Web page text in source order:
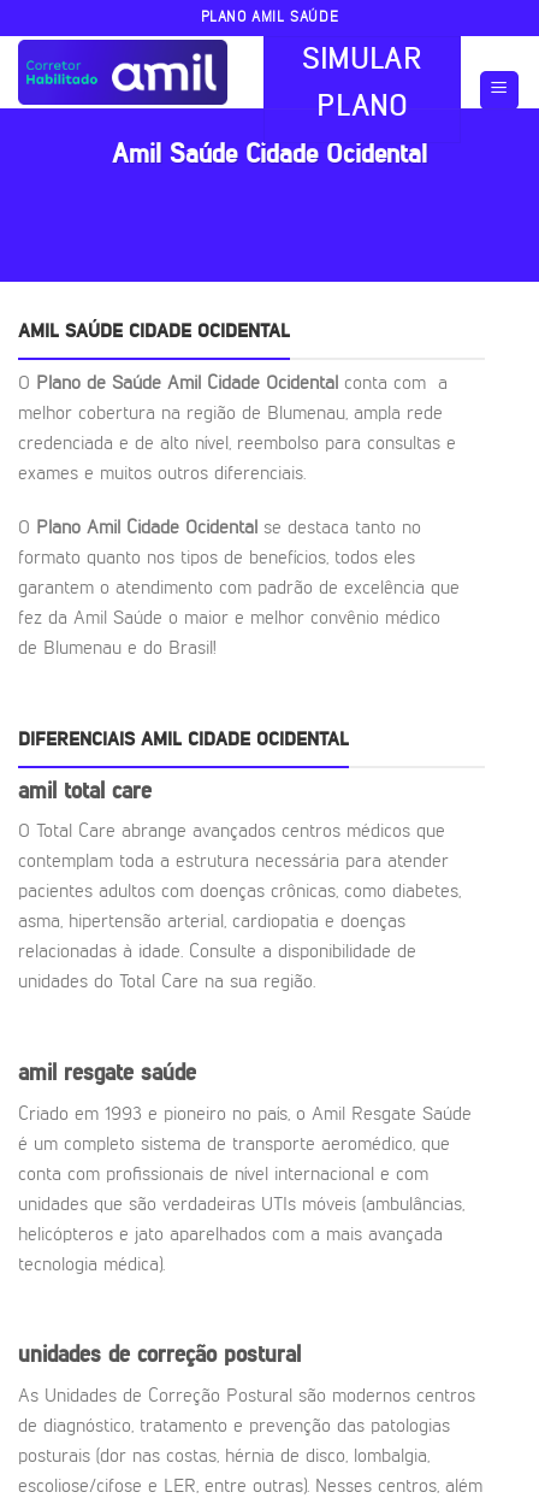
content
PLANO AMIL SAÚDE
SIMULAR
PLANO
Amil Saúde Cidade Ocidental
AMIL SAÚDE CIDADE OCIDENTAL
O Plano de Saúde Amil Cidade Ocidental conta com a
melhor cobertura na região de Blumenau, ampla rede
credenciada e de alto nível, reembolso para consultas e
exames e muitos outros diferenciais.
O Plano Amil Cidade Ocidental se destaca tanto no
formato quanto nos tipos de benefícios, todos eles
garantem o atendimento com padrão de excelência que
fez da Amil Saúde o maior e melhor convênio médico
de Blumenau e do Brasil!
DIFERENCIAIS AMIL CIDADE OCIDENTAL
amil total care
O Total Care abrange avançados centros médicos que
contemplam toda a estrutura necessária para atender
pacientes adultos com doenças crônicas, como diabetes,
asma, hipertensão arterial, cardiopatia e doenças
relacionadas à idade. Consulte a disponibilidade de
unidades do Total Care na sua região.
amil resgate saúde
Criado em 1993 e pioneiro no país, o Amil Resgate Saúde
é um completo sistema de transporte aeromédico, que
conta com profissionais de nível internacional e com
unidades que são verdadeiras UTIs móveis (ambulâncias,
helicópteros e jato aparelhados com a mais avançada
tecnologia médica).
unidades de correção postural
As Unidades de Correção Postural são modernos centros
de diagnóstico, tratamento e prevenção das patologias
posturais (dor nas costas, hérnia de disco, lombalgia,
escoliose/cifose e LER, entre outras). Nesses centros, além